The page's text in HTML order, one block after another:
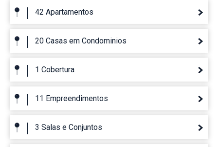
42 Apartamentos
20 Casas em Condominios
1 Cobertura
11 Empreendimentos
3 Salas e Conjuntos